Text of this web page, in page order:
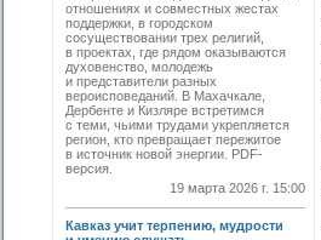
отношениях и совместных жестах
поддержки, в городском
сосуществовании трех религий,
в проектах, где рядом оказываются
духовенство, молодежь
и представители разных
вероисповеданий. В Махачкале,
Дербенте и Кизляре встретимся
с теми, чьими трудами укрепляется
регион, кто превращает пережитое
в источник новой энергии. PDF-
версия.
19 марта 2026 г. 15:00
Кавказ учит терпению, мудрости